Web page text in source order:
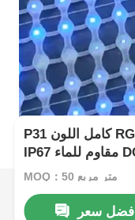
P31 كامل اللون RGB مرنة LED شبكة الستار العرض
MOQ：50 متر مربع
افضل سعر